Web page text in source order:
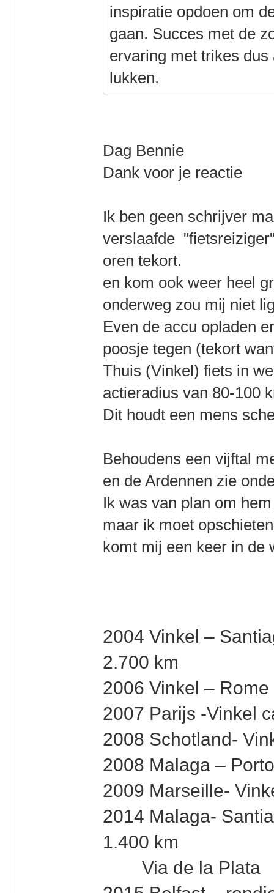
inspiratie opdoen om
gaan. Succes met de
ervaring met trikes
lukken.
Dag Bennie
Dank voor je reactie
Ik ben geen schrijver
verslaafde
oren tekort.
en kom ook weer heel
onderweg zou mij niet
Even de accu opladen
poosje tegen (tekort
Thuis (Vinkel) fiets in
actieradius van 80-100
Dit houdt een mens
Behoudens een vijftal
en de Ardennen zie
Ik was van plan om
maar ik moet
komt mij een keer in de
2004 Vinkel –
2.700 km
2006 Vinkel –
2007 Parijs -Vinkel
2008 Schotland-
2008 Malaga –
2009 Marseille-
2014 Malaga-
1.400 km
Via de la Plata